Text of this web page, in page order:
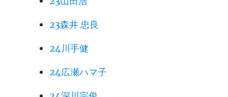
23森井 忠良
24川手健
24広瀬ハマ子